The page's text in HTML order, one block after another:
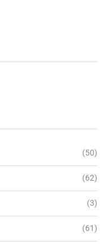
(50)
(62)
(3)
(61)